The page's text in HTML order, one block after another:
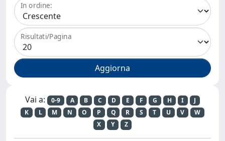
In ordine:
Risultati/Pagina
Vai a: 0-9 A B C D E F G H I
J
K
L M N O P Q R S T U V
W
X
Y Z